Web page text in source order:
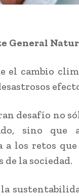
General
el cambio
desafío no
sino que
a los retos
la sociedad.